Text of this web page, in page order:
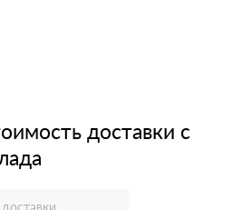
доставки с